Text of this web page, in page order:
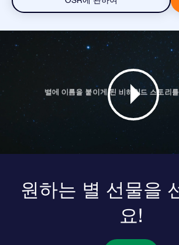
원하는 별 선물을
요!